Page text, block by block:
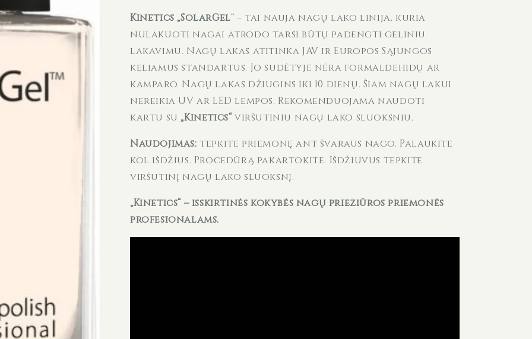
Kinetics „SolarGel“ – tai nauja nagų lako linija, kuria
nulakuoti nagai atrodo tarsi būtų padengti geliniu
lakavimu. Nagų lakas atitinka JAV ir Europos Sąjungos
keliamus standartus. Jo sudėtyje nėra formaldehidų ar
kamparo. Nagų lakas džiugins iki 10 dienų. Šiam nagų lakui
nereikia UV ar LED lempos. Rekomenduojama naudoti
kartu su „Kinetics“viršutiniu nagų lako sluoksniu.
Naudojimas: tepkite priemonę ant švaraus nago. Palaukite
kol išdžius. Procedūrą pakartokite. Išdžiuvus tepkite
viršutinį nagų lako sluoksnį.
„Kinetics“ – išskirtinės kokybės nagų priežiūros priemonės
profesionalams.